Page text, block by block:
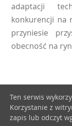
adaptacji
konkurencji na
przyniesie
obecność na
Ten serwis
Korzystanie z
zapis lub odczyt